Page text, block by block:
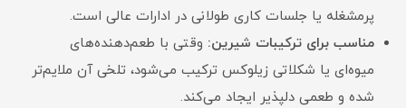
پرمشغله یا جلسات کاری طولانی در ادارات عالی است.
مناسب برای ترکیبات شیرین: وقتی با طعم‌دهنده‌های
میوه‌ای یا شکلاتی زیلوکس ترکیب می‌شود، تلخی آن ملایم‌تر
شده و طعمی دلپذیر ایجاد می‌کند.